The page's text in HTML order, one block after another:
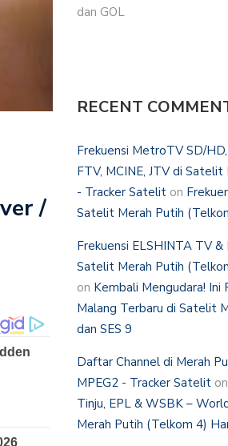
/
dan GOL
RECENT
Frekuensi MetroTV SD/
FTV, MCINE, JTV di
- Tracker Satelit on
Satelit Merah Putih
Frekuensi ELSHINTA TV
Satelit Merah Putih
on Kembali Mengudara! Ini
Malang Terbaru di Satelit
dan SES 9
Daftar Channel di Merah
MPEG2 - Tracker Satelit on
Tinju, EPL & WSBK –
Merah Putih (Telkom 4)